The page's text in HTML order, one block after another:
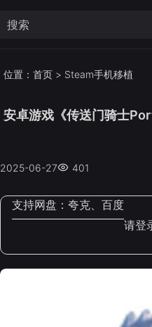
位置： 首页 > Steam手机移植
安卓游戏《传送门骑士
2025-06-27 401
支持网盘： 夸克、百度
请登